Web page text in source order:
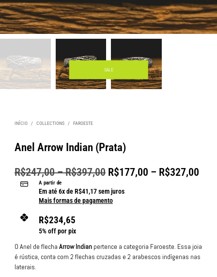
SALE
INÍCIO / COLLECTIONS / FAROESTE
Anel Arrow Indian (Prata)
R$247,00 – R$397,00 R$177,00 – R$327,00
A partir de
Em até6x deR$41,17sem juros
Mais formas de pagamento
R$234,65
5% off por pix
O Anel de flecha Arrow Indian pertence a categoria Faroeste. Essa joia
é rústica, conta com 2 flechas cruzadas e 2 arabescos indígenas nas
laterais.